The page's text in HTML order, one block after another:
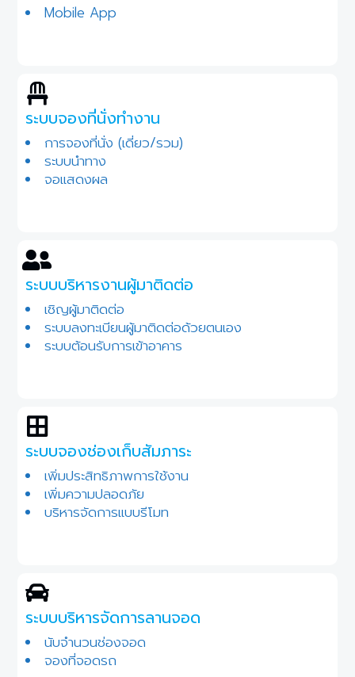
Mobile App
ระบบจองที่นั่งทำงาน
การจองที่นั่ง (เดี่ยว/รวม)
ระบบนำทาง
จอแสดงผล
ระบบบริหารงานผู้มาติดต่อ
เชิญผู้มาติดต่อ
ระบบลงทะเบียนผู้มาติดต่อด้วยตนเอง
ระบบต้อนรับการเข้าอาคาร
ระบบจองช่องเก็บสัมภาระ
เพิ่มประสิทธิภาพการใช้งาน
เพิ่มความปลอดภัย
บริหารจัดการแบบรีโมท
ระบบบริหารจัดการลานจอด
นับจำนวนช่องจอด
จองที่จอดรถ